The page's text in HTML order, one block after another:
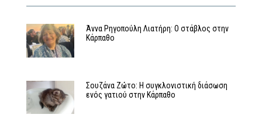
Άννα Ρηγοπούλη Λιατήρη: Ο στάβλος στην
Κάρπαθο
Σουζάνα Ζώτο: Η συγκλονιστική διάσωση
ενός γατιού στην Κάρπαθο